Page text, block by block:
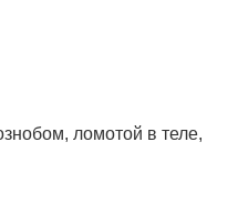
ломотой в теле,